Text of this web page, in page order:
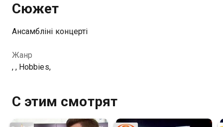
Сюжет
Ансамблінің концерті
Жанр
, , Hobbies,
С этим смотрят